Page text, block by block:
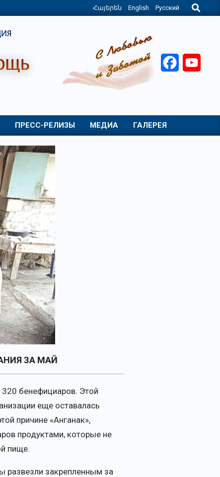
Հայերեն English Русский
Search
Facebook
ПРЕСС-РЕЛИЗЫ МЕДИА ГАЛЕРЕЯ
ЗА МАЙ
бенефициаров. Этой
еще оставалась
причине «Анганак»,
продуктами, которые не
пище.
развезли закрепленным за